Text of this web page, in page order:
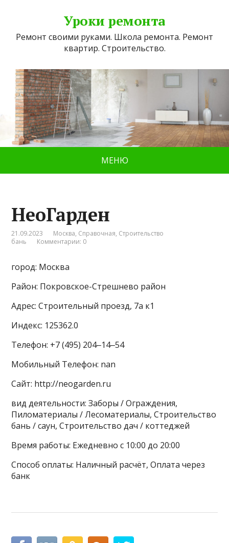
Уроки ремонта
Ремонт своими руками. Школа ремонта. Ремонт
квартир. Строительство.
МЕНЮ
НеоГарден
21.09.2023 Москва, Справочная, Строительство
бань
Комментарии: 0
город: Москва
Район: Покровское-Стрешнево район
Адрес: Строительный проезд, 7а к1
Индекс: 125362.0
Телефон: +7 (495) 204‒14‒54
Мобильный Телефон: nan
Сайт: http://neogarden.ru
вид деятельности: Заборы / Ограждения,
Пиломатериалы / Лесоматериалы, Строительство
бань / саун, Строительство дач / коттеджей
Время работы: Ежедневно с 10:00 до 20:00
Способ оплаты: Наличный расчёт, Оплата через
банк